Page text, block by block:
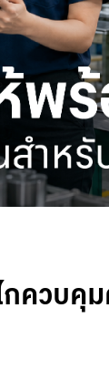
ต่อได้
วบคุม
กต่างป
บ้าง
จิทัล